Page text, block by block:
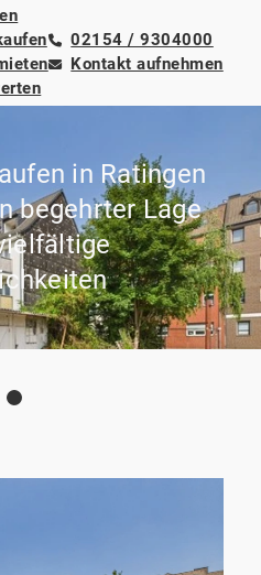
02154 / 9304000
Kontakt aufnehmen
in Ratingen
begehrter Lage